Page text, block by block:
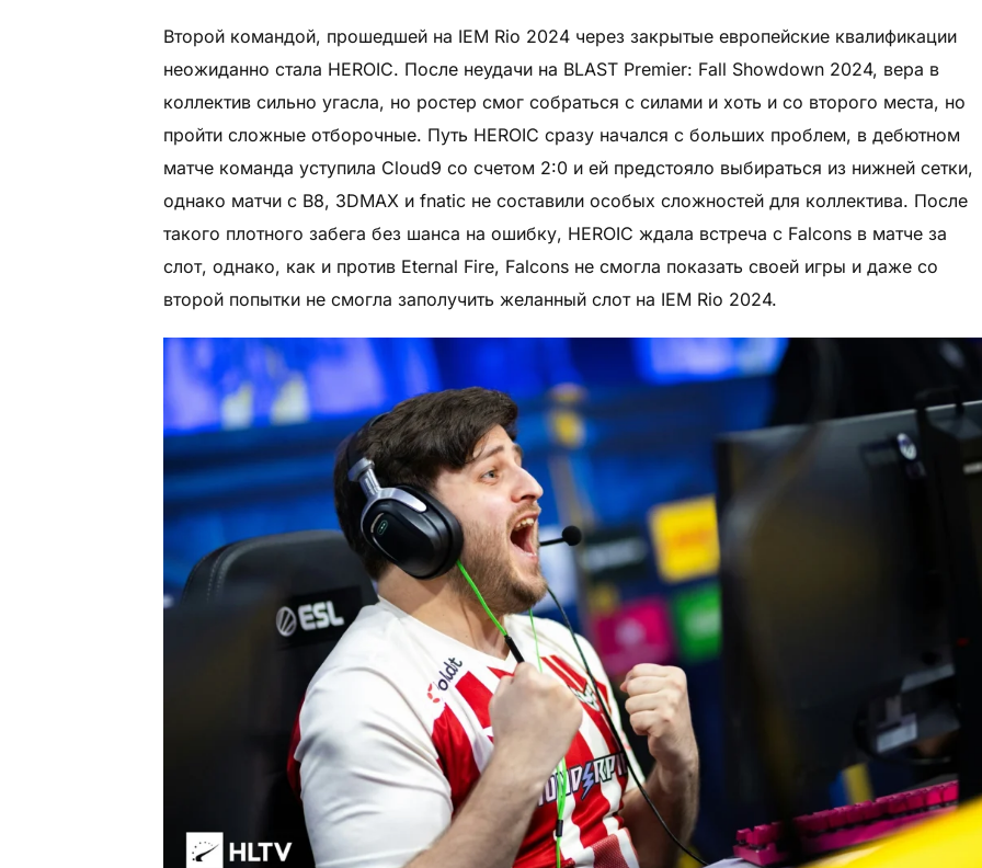
Второй командой, прошедшей на IEM Rio 2024 через закрытые европейские квалификации
неожиданно стала HEROIC. После неудачи на BLAST Premier: Fall Showdown 2024, вера в
коллектив сильно угасла, но ростер смог собраться с силами и хоть и со второго места, но
пройти сложные отборочные. Путь HEROIC сразу начался с больших проблем, в дебютном
матче команда уступила Cloud9 со счетом 2:0 и ей предстояло выбираться из нижней сетки,
однако матчи с B8, 3DMAX и fnatic не составили особых сложностей для коллектива. После
такого плотного забега без шанса на ошибку, HEROIC ждала встреча с Falcons в матче за
слот, однако, как и против Eternal Fire, Falcons не смогла показать своей игры и даже со
второй попытки не смогла заполучить желанный слот на IEM Rio 2024.